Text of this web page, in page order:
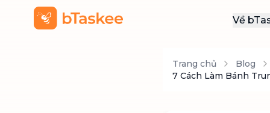
Về
Trang chủ Blog
7 Cách Làm Bánh